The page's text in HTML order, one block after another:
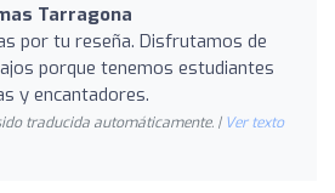
Tarragona
por tu reseña. Disfrutamos de
porque tenemos estudiantes
y encantadores.
traducida automáticamente. | Ver texto